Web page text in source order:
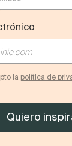
la política de